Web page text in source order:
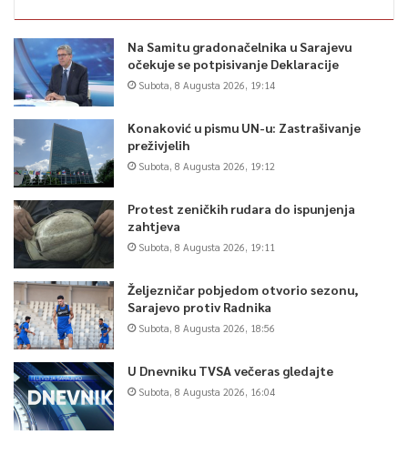
Na Samitu gradonačelnika u Sarajevu
očekuje se potpisivanje Deklaracije
Subota, 8 Augusta 2026, 19:14
Konaković u pismu UN-u: Zastrašivanje
preživjelih
Subota, 8 Augusta 2026, 19:12
Protest zeničkih rudara do ispunjenja
zahtjeva
Subota, 8 Augusta 2026, 19:11
Željezničar pobjedom otvorio sezonu,
Sarajevo protiv Radnika
Subota, 8 Augusta 2026, 18:56
U Dnevniku TVSA večeras gledajte
Subota, 8 Augusta 2026, 16:04